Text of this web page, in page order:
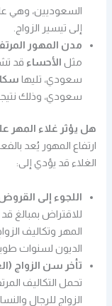
السعوديين، وهي
إلى تيسير الزواج.
مدن المهور
مثل الأحساء
سعودي، تليها
سعودي، وذلك
هل يؤثر غلاء المهر
ارتفاع المهور يُعد
الغلاء قد يؤدي إلى:
اللجوء إلى القروض
المهر وتكاليف
الديون لسنوات
تأخر سن الزواج
تحمل التكاليف
الزواج للرجال